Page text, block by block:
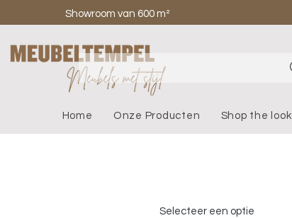
Showroom van 600 m²
Home Onze Producten Shop the look
Selecteer een optie